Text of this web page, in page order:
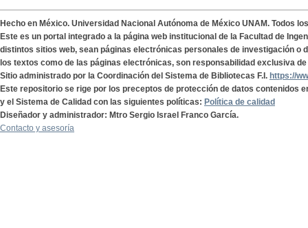
Hecho en México. Universidad Nacional Autónoma de México UNAM. Todos
Este es un portal integrado a la página web institucional de la Facultad de
distintos sitios web, sean páginas electrónicas personales de investigación o
los textos como de las páginas electrónicas, son responsabilidad exclusiva
Sitio administrado por la Coordinación del Sistema de Bibliotecas F.I. https://
Este repositorio se rige por los preceptos de protección de datos contenidos
y el Sistema de Calidad con las siguientes políticas: Política de calidad
Diseñador y administrador: Mtro Sergio Israel Franco García.
Contacto y asesoría